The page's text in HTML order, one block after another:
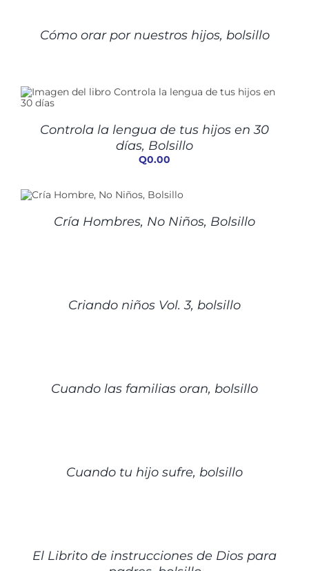
Cómo orar por nuestros hijos, bolsillo
Controla la lengua de tus hijos en 30
días, Bolsillo
Q0.00
Cría Hombres, No Niños, Bolsillo
Criando niños Vol. 3, bolsillo
Cuando las familias oran, bolsillo
Cuando tu hijo sufre, bolsillo
DETALLES
El Librito de instrucciones de Dios para